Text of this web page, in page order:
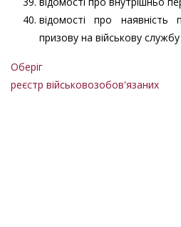
відомості про наявність
призову на військову службу
Оберіг
реєстр військовозобов'язаних